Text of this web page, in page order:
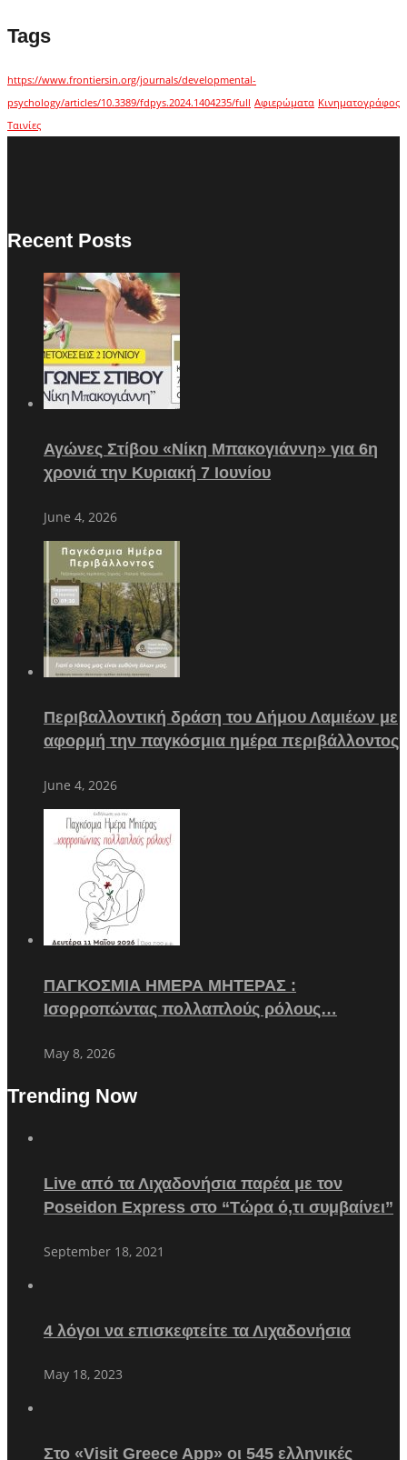
Tags
https://www.frontiersin.org/journals/developmental-
psychology/articles/10.3389/fdpys.2024.1404235/full Αφιερώματα Κινηματογράφος
Ταινίες
Recent Posts
Αγώνες Στίβου «Νίκη Μπακογιάννη» για 6η
χρονιά την Κυριακή 7 Ιουνίου
June 4, 2026
Περιβαλλοντική δράση του Δήμου Λαμιέων με
αφορμή την παγκόσμια ημέρα περιβάλλοντος
June 4, 2026
ΠΑΓΚΟΣΜΙΑ ΗΜΕΡΑ ΜΗΤΕΡΑΣ :
Ισορροπώντας πολλαπλούς ρόλους…
May 8, 2026
Trending Now
Live από τα Λιχαδονήσια παρέα με τον
Poseidon Express στο “Τώρα ό,τι συμβαίνει”
September 18, 2021
4 λόγοι να επισκεφτείτε τα Λιχαδονήσια
May 18, 2023
Στο «Visit Greece App» οι 545 ελληνικές